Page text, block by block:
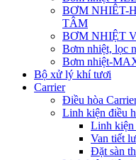
BƠM NHIÊT-
TÂM
BƠM NHIỆT
Bơm nhiệt, lọc
Bơm nhiệt-
Bộ xử lý khí tươi
Carrier
Điều hòa
Linh kiện điều
Linh kiện
Van tiết
Đặt sàn